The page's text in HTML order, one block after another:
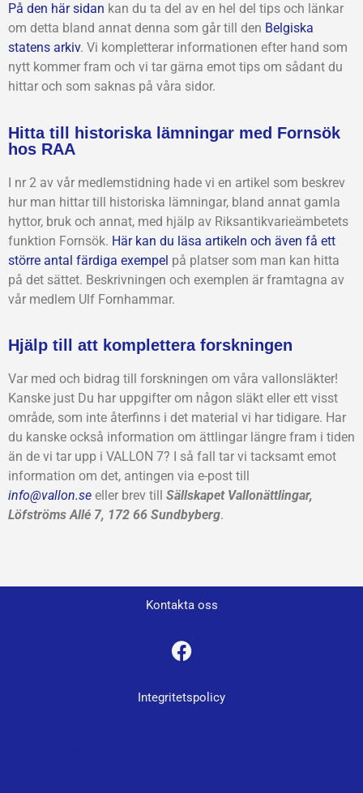
På den här sidan kan du ta del av en hel del tips och länkar
om detta bland annat denna som går till den Belgiska
statens arkiv. Vi kompletterar informationen efter hand som
nytt kommer fram och vi tar gärna emot tips om sådant du
hittar och som saknas på våra sidor.
Hitta till historiska lämningar med Fornsök
hos RAA
I nr 2 av vår medlemstidning hade vi en artikel som beskrev
hur man hittar till historiska lämningar, bland annat gamla
hyttor, bruk och annat, med hjälp av Riksantikvarieämbetets
funktion Fornsök. Här kan du läsa artikeln och även få ett
större antal färdiga exempel på platser som man kan hitta
på det sättet. Beskrivningen och exemplen är framtagna av
vår medlem Ulf Fornhammar.
Hjälp till att komplettera forskningen
Var med och bidrag till forskningen om våra vallonsläkter!
Kanske just Du har uppgifter om någon släkt eller ett visst
område, som inte återfinns i det material vi har tidigare. Har
du kanske också information om ättlingar längre fram i tiden
än de vi tar upp i VALLON 7? I så fall tar vi tacksamt emot
information om det, antingen via e-post till
info@vallon.se eller brev till Sällskapet Vallonättlingar,
Löfströms Allé 7, 172 66 Sundbyberg.
Kontakta oss
Integritetspolicy